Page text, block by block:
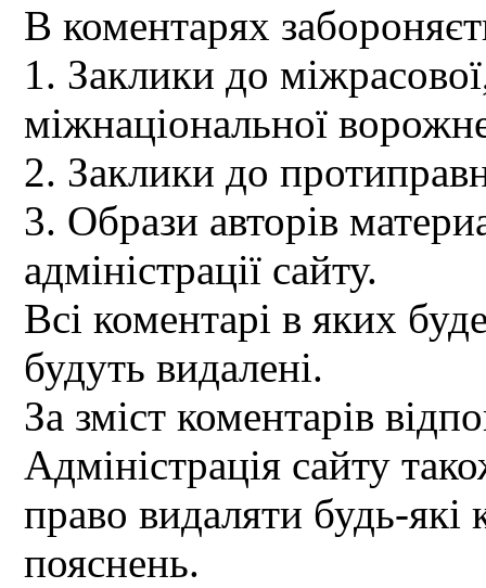
В коментарях
1. Заклики до
міжнаціональної
2. Заклики до
3. Образи авторів
адміністрації сайту.
Всі коментарі в яких
будуть видалені.
За зміст коментарів
Адміністрація сайту
право видаляти будь-які
пояснень.